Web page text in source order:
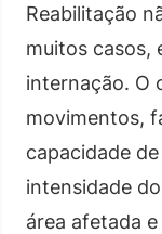
Reabilitação
muitos casos,
internação. O
movimentos,
capacidade
intensidade
área afetada